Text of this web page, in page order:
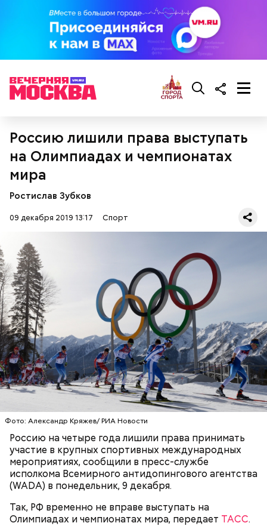
Россию лишили права выступать
на Олимпиадах и чемпионатах
мира
Ростислав Зубков
09 декабря 2019 13:17 Спорт
Фото: Александр Кряжев/ РИА Новости
Россию на четыре года лишили права принимать
участие в крупных спортивных международных
мероприятиях, сообщили в пресс-службе
исполкома Всемирного антидопингового агентства
(WADA) в понедельник, 9 декабря.
Так, РФ временно не вправе выступать на
Олимпиадах и чемпионатах мира, передает ТАСС.